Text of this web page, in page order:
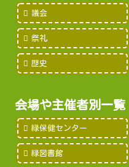
議会
祭礼
歴史
会場や主催者別一覧
緑保健センター
緑図書館